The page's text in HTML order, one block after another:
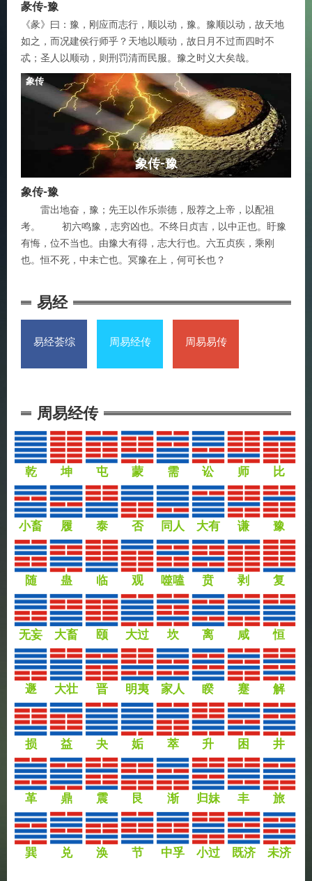
彖传-豫
《彖》曰：豫，刚应而志行，顺以动，豫。豫顺以动，故天地
如之，而况建侯行师乎？天地以顺动，故日月不过而四时不
忒；圣人以顺动，则刑罚清而民服。豫之时义大矣哉。
象传
象传-豫
象传-豫
雷出地奋，豫；先王以作乐崇德，殷荐之上帝，以配祖
考。 初六鸣豫，志穷凶也。不终日贞吉，以中正也。盱豫
有悔，位不当也。由豫大有得，志大行也。六五贞疾，乘刚
也。恒不死，中未亡也。冥豫在上，何可长也？
易经
易经荟综 周易经传 周易易传
周易经传
乾 坤 屯 蒙 需 讼 师 比
小畜 履 泰 否 同人 大有 谦 豫
随 蛊 临 观 噬嗑 贲 剥 复
无妄 大畜 颐 大过 坎 离 咸 恒
遯 大壮 晋 明夷 家人 睽 蹇 解
损 益 夬 姤 萃 升 困 井
革 鼎 震 艮 渐 归妹 丰 旅
巽 兑 涣 节 中孚 小过 既济 未济